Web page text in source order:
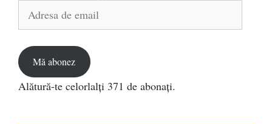
Adresa
Mă abonez
Alătură-te celorlalți 371 de abonați.